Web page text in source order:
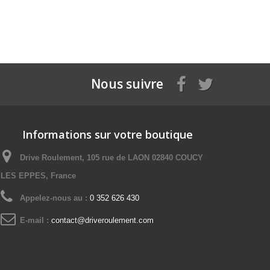
Nous suivre
Informations sur votre boutique
Drive Roulement, 105 rue de LAON 02840 COUCY
LES EPPES, France
Appelez-nous au : 0 352 626 430
E-mail : contact@driveroulement.com